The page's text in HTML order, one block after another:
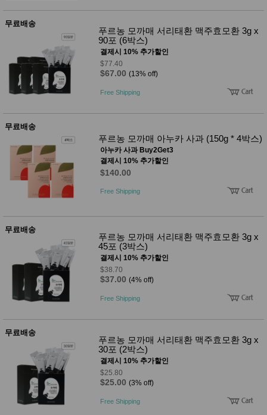
면류
건조식
품
농산품
유 놀이방
드(칠
조형물
DIY
유아 이
유식
아기띠/
외출용
건강/미
용/식기
성장발
달교육
용품
어른내
유/아동
가방/지
갑/케이
패션/잡
화
세탁세
일상 돋
보기
무료배송
푸르농 모까매 서리태환 맥주효모환 3g x
90포 (6박스)
결제시 10% 추가할인
$77.40
$67.00 (13% off)
Free Shipping
무료배송
푸르농 모까매 아누카 사과 (150g * 4박스)
아누카 사과 Buy2Get3
결제시 10% 추가할인
$140.00
Free Shipping
무료배송
푸르농 모까매 서리태환 맥주효모환 3g x
45포 (3박스)
결제시 10% 추가할인
$38.70
$37.00 (4% off)
Free Shipping
무료배송
푸르농 모까매 서리태환 맥주효모환 3g x
30포 (2박스)
결제시 10% 추가할인
$25.80
$25.00 (3% off)
Free Shipping